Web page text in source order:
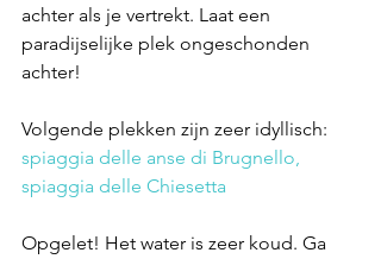
achter als je vertrekt. Laat een
paradijselijke plek ongeschonden
achter!
Volgende plekken zijn zeer idyllisch:
spiaggia delle anse di Brugnello,
spiaggia delle Chiesetta
Opgelet! Het water is zeer koud. Ga